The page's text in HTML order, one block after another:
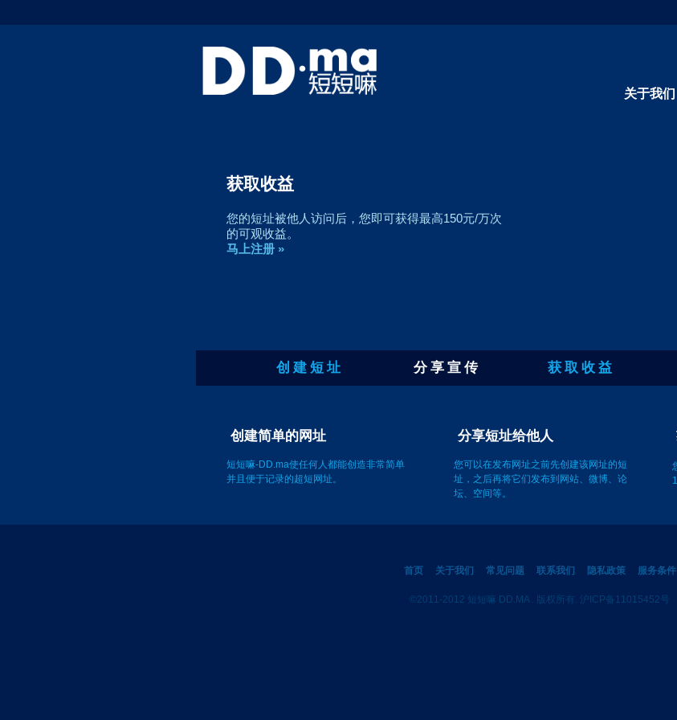
关于我们
获取收益
您的短址被他人访问后，您即可获得最高150元/万次
的可观收益。
马上注册 »
创 建 短 址 分 享 宣 传 获 取 收 益
创建简单的网址
短短嘛-DD.ma使任何人都能创造非常简单
并且便于记录的超短网址。
分享短址给他人
您可以在发布网址之前先创建该网址的短
址，之后再将它们发布到网站、微博、论
坛、空间等。
首页 关于我们 常见问题 联系我们 隐私政策 服务条件
©2011-2012 短短嘛 DD.MA . 版权所有. 沪ICP备11015452号